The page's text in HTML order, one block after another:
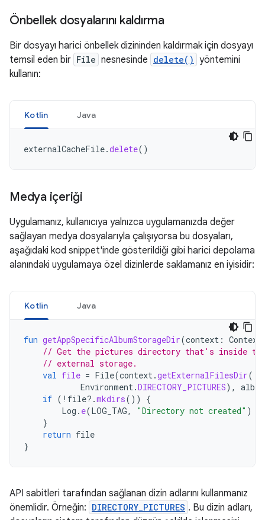
Önbellek dosyalarını kaldırma
Bir dosyayı harici önbellek dizininden kaldırmak için dosyayı
temsil eden bir File nesnesinde delete() yöntemini
kullanın:
Kotlin Java
externalCacheFile.delete()
Medya içeriği
Uygulamanız, kullanıcıya yalnızca uygulamanızda değer
sağlayan medya dosyalarıyla çalışıyorsa bu dosyaları,
aşağıdaki kod snippet'inde gösterildiği gibi harici depolama
alanındaki uygulamaya özel dizinlerde saklamanız en iyisidir:
Kotlin Java
fun getAppSpecificAlbumStorageDir(context : Context
// Get the pictures directory that's inside
// external storage.
val file = File(context.getExternalFilesDir(
Environment.DIRECTORY_PICTURES),
if ( ! file?.mkdirs())
{
Log . e(LOG_TAG, "Directory not created" )
}
return file
}
API sabitleri tarafından sağlanan dizin adlarını kullanmanız
önemlidir. Örneğin: DIRECTORY_PICTURES . Bu dizin adları,